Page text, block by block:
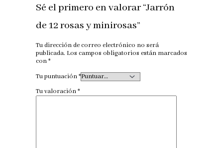
Sé el primero en valorar “Jarrón
de 12 rosas y minirosas”
Tu dirección de correo electrónico no será
publicada. Los campos obligatorios están marcados
con*
Tu puntuación*
Tu valoración*